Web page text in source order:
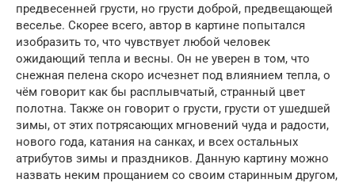
предвесенней грусти, но грусти доброй, предвещающей
веселье. Скорее всего, автор в картине попытался
изобразить то, что чувствует любой человек
ожидающий тепла и весны. Он не уверен в том, что
снежная пелена скоро исчезнет под влиянием тепла, о
чём говорит как бы расплывчатый, странный цвет
полотна. Также он говорит о грусти, грусти от ушедшей
зимы, от этих потрясающих мгновений чуда и радости,
нового года, катания на санках, и всех остальных
атрибутов зимы и праздников. Данную картину можно
назвать неким прощанием со своим старинным другом,